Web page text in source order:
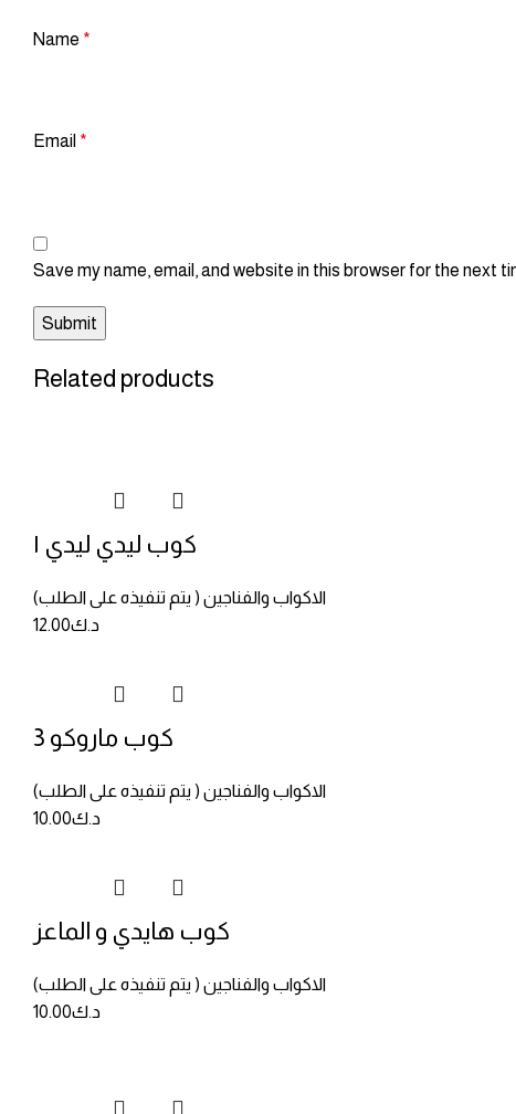
Name *
Email *
Save my name, email, and website in this browser for the next
Related products
كوب ليدي ليدي ١
الاكواب والفناجين ( يتم تنفيذه على الطلب)
د.ك12.00
كوب ماروكو 3
الاكواب والفناجين ( يتم تنفيذه على الطلب)
د.ك10.00
كوب هايدي و الماعز
الاكواب والفناجين ( يتم تنفيذه على الطلب)
د.ك10.00